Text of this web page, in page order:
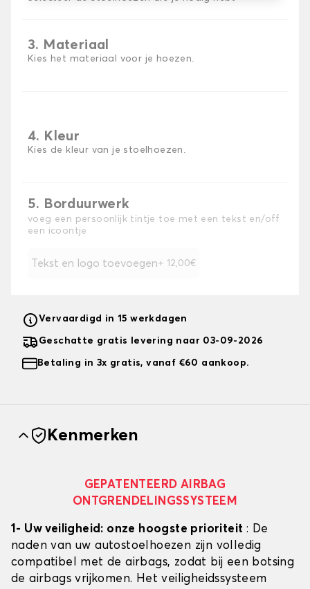
3. Materiaal
Kies het materiaal voor je hoezen.
4. Kleur
Kies de kleur van je stoelhoezen.
5. Borduurwerk
voeg een persoonlijk tintje toe met een tekst en/off
een icoontje
Tekst en logo toevoegen + 12,00€
Vervaardigd in 15 werkdagen
Geschatte gratis levering naar 03-09-2026
Betaling in 3x gratis, vanaf €60 aankoop.
Kenmerken
GEPATENTEERD AIRBAG
ONTGRENDELINGSSYSTEEM
1- Uw veiligheid: onze hoogste prioriteit : De
naden van uw autostoelhoezen zijn volledig
compatibel met de airbags, zodat bij een botsing
de airbags vrijkomen. Het veiligheidssysteem